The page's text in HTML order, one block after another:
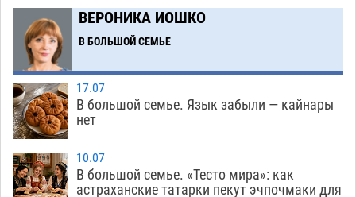
09:13
В Астрахани купеческий банк укроют новой
крышей за шестнадцать миллионов
08:29
Астраханские спасатели назвали причину
пожара, в котором погиб 3-месячный малыш
07:38
Арендатор заплатит миллионы за порчу
солью астраханских сельхозугодий
06.08 351
ВЕРОНИКА ИОШКО
В БОЛЬШОЙ СЕМЬЕ
17.07
В большой семье. Язык забыли — кайнары
нет
10.07
В большой семье. «Тесто мира»: как
астраханские татарки пекут эчпочмаки для